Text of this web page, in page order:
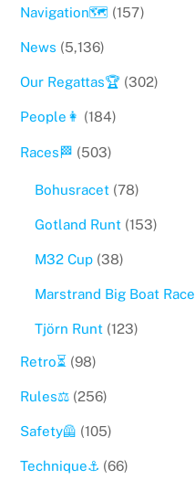
Navigation🗺 (157)
News (5,136)
Our Regattas🏆 (302)
People👩 (184)
Races🏁 (503)
Bohusracet(78)
Gotland Runt(153)
M32 Cup(38)
Marstrand Big Boat Race
Tjörn Runt(123)
Retro⏳ (98)
Rules⚖️ (256)
Safety🦺 (105)
Technique⚓️ (66)